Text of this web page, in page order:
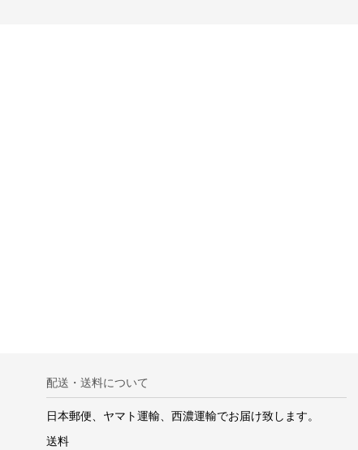
配送・送料について
日本郵便、ヤマト運輸、西濃運輸でお届け致します。
送料